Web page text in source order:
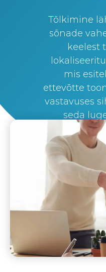
Tõlkimine
sõnade
keelest
mis
ettevõtte
vastavuses
seda
By